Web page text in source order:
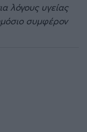
λόγους υγείας
συμφέρον